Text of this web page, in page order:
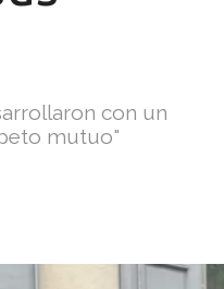
con un
mutuo"